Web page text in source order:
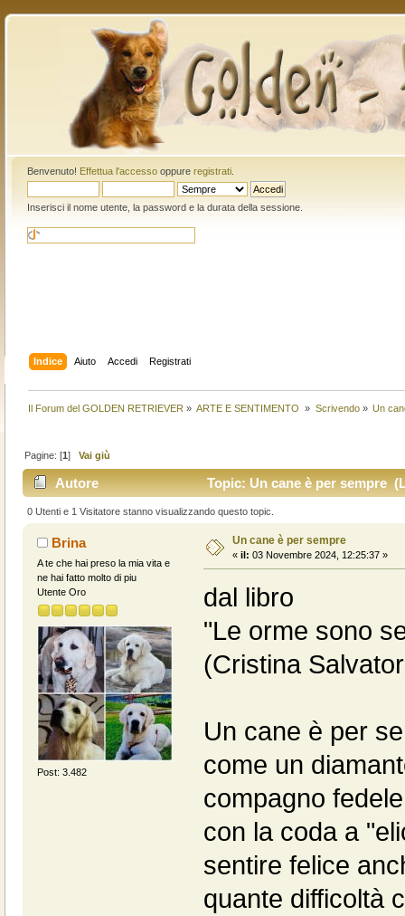
Benvenuto! Effettua l'accessooppure registrati.
Inserisci il nome utente, la password e la durata della sessione.
Indice Aiuto Accedi Registrati
Il Forum del GOLDEN RETRIEVER » ARTE E SENTIMENTO » Scrivendo» Un
Pagine: [1]Vai giù
Autore Topic: Un cane è per sempre
0 Utenti e 1 Visitatore stanno visualizzando questo topic.
Brina
A te che hai preso la mia vita e
ne hai fatto molto di piu
Utente Oro
Post: 3.482
Un cane è per sempre
« il: 03 Novembre 2024, 12:25:37 »
dal libro
"Le orme sono
(Cristina
Un cane è per
come un
compagno
con la coda a
sentire felice
quante difficoltà